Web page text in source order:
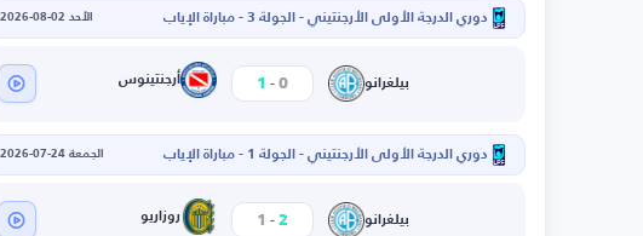
دوري الدرجة الأولى الأرجنتيني - الجولة 3 - مباراة الإياب الأحد 02-08-2026
بيلغرانو 0
-
1 أرجنتينوس
دوري الدرجة الأولى الأرجنتيني - الجولة 1 - مباراة الإياب الجمعة 24-07-2026
بيلغرانو 2
-
1 روزاريو